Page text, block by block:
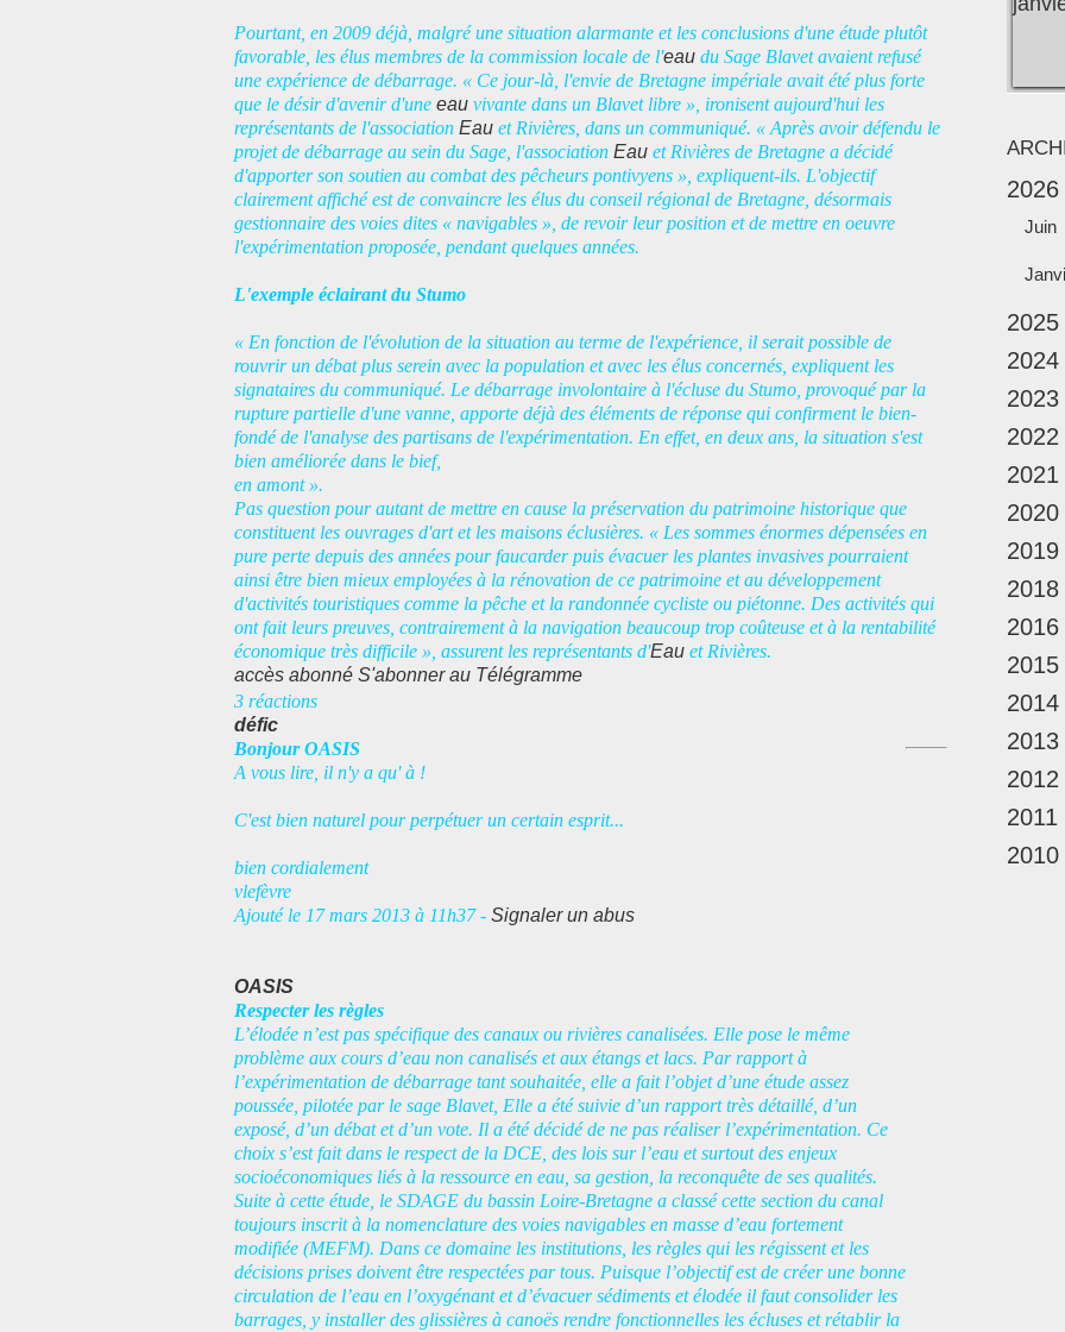
Pourtant, en 2009 déjà, malgré une situation alarmante et les conclusions d'une étude plutôt
favorable, les élus membres de la commission locale de l'eau du Sage Blavet avaient refusé
une expérience de débarrage. « Ce jour-là, l'envie de Bretagne impériale avait été plus forte
que le désir d'avenir d'une eau vivante dans un Blavet libre », ironisent aujourd'hui les
représentants de l'association Eau et Rivières, dans un communiqué. « Après avoir défendu le
projet de débarrage au sein du Sage, l'association Eau et Rivières de Bretagne a décidé
d'apporter son soutien au combat des pêcheurs pontivyens », expliquent-ils. L'objectif
clairement affiché est de convaincre les élus du conseil régional de Bretagne, désormais
gestionnaire des voies dites « navigables », de revoir leur position et de mettre en oeuvre
l'expérimentation proposée, pendant quelques années.
L'exemple éclairant du Stumo
« En fonction de l'évolution de la situation au terme de l'expérience, il serait possible de
rouvrir un débat plus serein avec la population et avec les élus concernés, expliquent les
signataires du communiqué. Le débarrage involontaire à l'écluse du Stumo, provoqué par la
rupture partielle d'une vanne, apporte déjà des éléments de réponse qui confirment le bien-
fondé de l'analyse des partisans de l'expérimentation. En effet, en deux ans, la situation s'est
bien améliorée dans le bief,
en amont ».
Pas question pour autant de mettre en cause la préservation du patrimoine historique que
constituent les ouvrages d'art et les maisons éclusières. « Les sommes énormes dépensées en
pure perte depuis des années pour faucarder puis évacuer les plantes invasives pourraient
ainsi être bien mieux employées à la rénovation de ce patrimoine et au développement
d'activités touristiques comme la pêche et la randonnée cycliste ou piétonne. Des activités qui
ont fait leurs preuves, contrairement à la navigation beaucoup trop coûteuse et à la rentabilité
économique très difficile », assurent les représentants d'Eau et Rivières.
accès abonné S'abonner au Télégramme
3 réactions
défic
Bonjour OASIS
A vous lire, il n'y a qu' à !
C'est bien naturel pour perpétuer un certain esprit...
bien cordialement
vlefèvre
Ajouté le 17 mars 2013 à 11h37 - Signaler un abus
OASIS
Respecter les règles
L’élodée n’est pas spécifique des canaux ou rivières canalisées. Elle pose le même
problème aux cours d’eau non canalisés et aux étangs et lacs. Par rapport à
l’expérimentation de débarrage tant souhaitée, elle a fait l’objet d’une étude assez
poussée, pilotée par le sage Blavet, Elle a été suivie d’un rapport très détaillé, d’un
exposé, d’un débat et d’un vote. Il a été décidé de ne pas réaliser l’expérimentation. Ce
choix s’est fait dans le respect de la DCE, des lois sur l’eau et surtout des enjeux
socioéconomiques liés à la ressource en eau, sa gestion, la reconquête de ses qualités.
Suite à cette étude, le SDAGE du bassin Loire-Bretagne a classé cette section du canal
toujours inscrit à la nomenclature des voies navigables en masse d’eau fortement
modifiée (MEFM). Dans ce domaine les institutions, les règles qui les régissent et les
décisions prises doivent être respectées par tous. Puisque l’objectif est de créer une bonne
circulation de l’eau en l’oxygénant et d’évacuer sédiments et élodée il faut consolider les
barrages, y installer des glissières à canoës rendre fonctionnelles les écluses et rétablir la
2026
Juin
2025
2024
2023
2022
2021
2020
2019
2018
2016
2015
2014
2013
2012
2011
2010